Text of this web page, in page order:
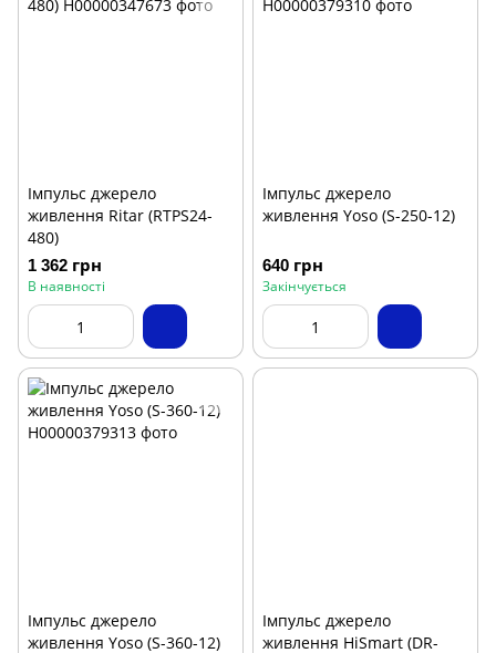
Імпульс джерело
живлення Ritar (RTPS24-
480)
1 362 грн
В наявності
Імпульс джерело
живлення Yoso (S-250-12)
640 грн
Закінчується
Імпульс джерело
живлення Yoso (S-360-12)
Імпульс джерело
живлення HiSmart (DR-